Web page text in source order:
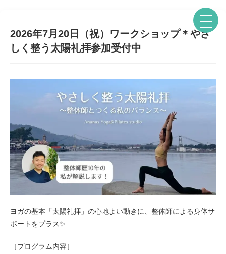
2026年7月20日（祝）ワークショップ＊やさ
しく整う太陽礼拝参加受付中
ヨガの基本「太陽礼拝」の心地よい動きに、整体師による身体サ
ポートをプラス✨
［プログラム内容］